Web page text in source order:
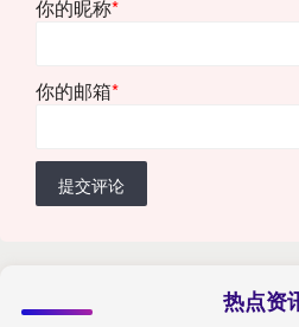
你的昵称*
你的邮箱*
提交评论
热点资